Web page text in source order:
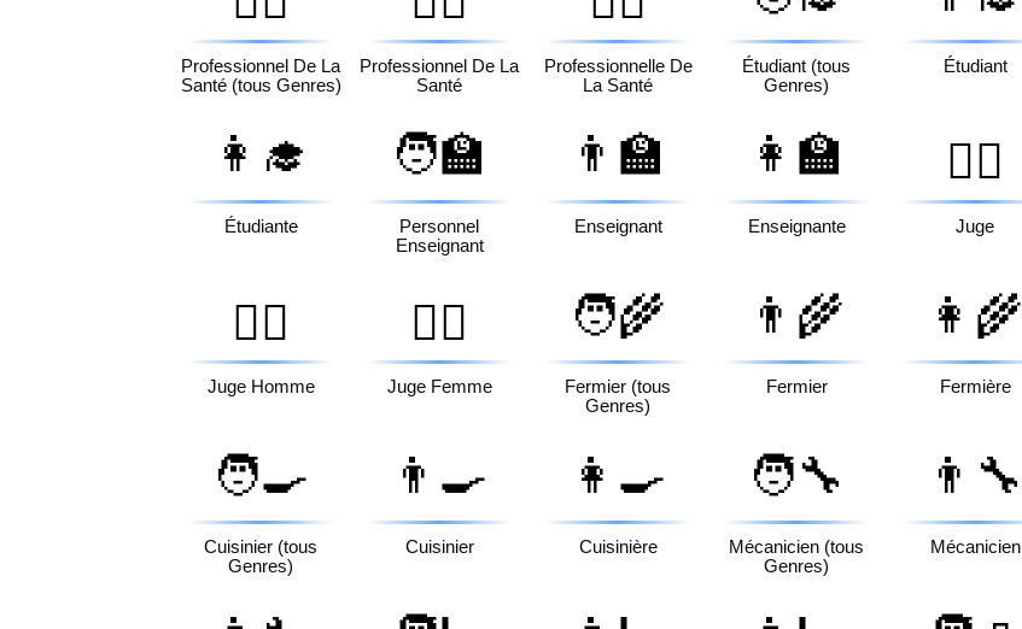
Professionnel De La
Santé (tous Genres)
Professionnel De La
Santé
Professionnelle De
La Santé
Étudiant (tous
Genres)
Étudiant
👩‍🎓
Étudiante
🧑‍🏫
Personnel
Enseignant
👨‍🏫
Enseignant
👩‍🏫
Enseignante
🧑‍⚖️
Juge
👨‍⚖️
Juge Homme
👩‍⚖️
Juge Femme
🧑‍🌾
Fermier (tous
Genres)
👨‍🌾
Fermier
👩‍🌾
Fermière
🧑‍🍳
Cuisinier (tous
Genres)
👨‍🍳
Cuisinier
👩‍🍳
Cuisinière
🧑‍🔧
Mécanicien (tous
Genres)
👨‍🔧
Mécanicien